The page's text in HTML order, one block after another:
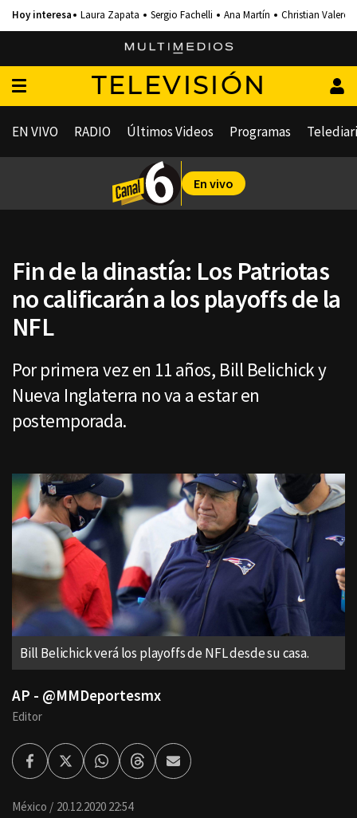
Laura Zapata Sergio Fachelli Ana Martín Christian Valero
TELEVISIÓN
EN VIVO RADIO Últimos Videos Programas
En vivo
Fin de la dinastía: Los Patriotas
no calificarán a los playoffs de la
NFL
Por primera vez en 11 años, Bill Belichick y
Nueva Inglaterra no va a estar en
postemporada.
Bill Belichick verá los playoffs de NFL desde su casa.
AP - @MMDeportesmx
Editor
FacebookTwitterWhatsappThreadsEnviar
por
México 20.12.2020 22:54